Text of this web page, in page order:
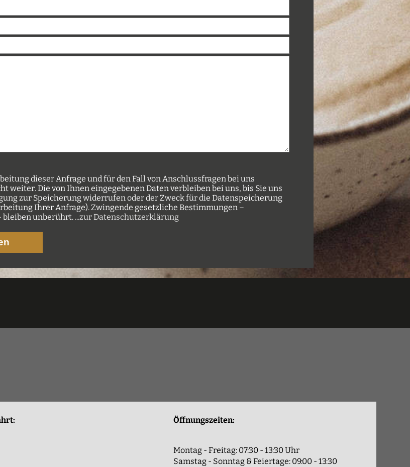
dieser Anfrage und für den Fall von Anschlussfragen bei uns
weiter. Die von Ihnen eingegebenen Daten verbleiben bei uns, bis Sie uns
zur Speicherung widerrufen oder der Zweck für die Datenspeicherung
Ihrer Anfrage). Zwingende gesetzliche Bestimmungen –
bleiben unberührt. ...zur Datenschutzerklärung
Öffnungszeiten:
Montag - Freitag: 07:30 - 13:30 Uhr
Samstag - Sonntag & Feiertage: 09:00 - 13:30